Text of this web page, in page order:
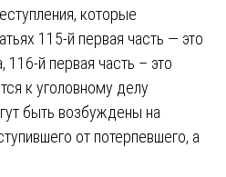
которые
115-й первая часть — это
116-й первая часть – это
к уголовному делу
быть возбуждены на
от потерпевшего, а